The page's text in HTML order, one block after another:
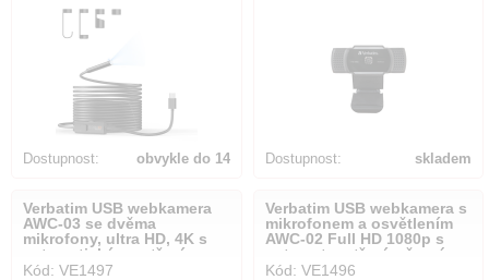
Dostupnost:
obvykle do 14
Dostupnost: skladem
Verbatim USB webkamera
AWC-03 se dvěma
mikrofony, ultra HD, 4K s
automatickým ostřením,
černá
Kód: VE1497
Verbatim USB webkamera s
mikrofonem a osvětlením
AWC-02 Full HD 1080p s
automat. ostřením,černá
Kód: VE1496